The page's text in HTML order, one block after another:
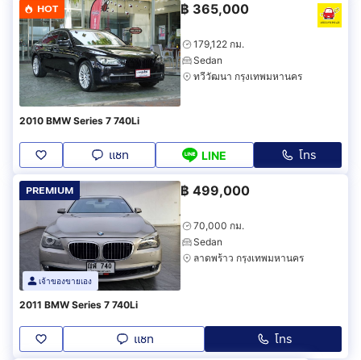
HOT ฿ 365,000
179,122 กม.
Sedan
ทวีวัฒนา กรุงเทพมหานคร
2010 BMW Series 7 740Li
แชท LINE โทร
PREMIUM
เจ้าของขายเอง
฿ 499,000
70,000 กม.
Sedan
ลาดพร้าว กรุงเทพมหานคร
2011 BMW Series 7 740Li
แชท โทร